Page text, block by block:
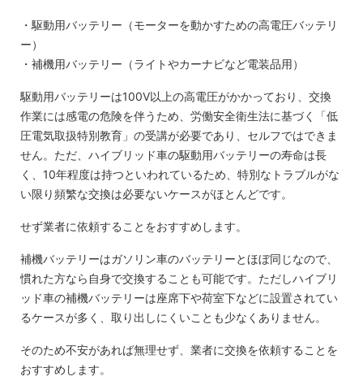
・駆動用バッテリー（モーターを動かすための高電圧バッテリ
ー）
・補機用バッテリー（ライトやカーナビなど電装品用）
駆動用バッテリーは100V以上の高電圧がかかっており、交換
作業には感電の危険を伴うため、労働安全衛生法に基づく「低
圧電気取扱特別教育」の受講が必要であり、セルフではできま
せん。ただ、ハイブリッド車の駆動用バッテリーの寿命は長
く、10年程度は持つといわれているため、特別なトラブルがな
い限り頻繁な交換は必要ないケースがほとんどです。
せず業者に依頼することをおすすめします。
補機バッテリーはガソリン車のバッテリーとほぼ同じなので、
慣れた方なら自身で交換することも可能です。ただしハイブリ
ッド車の補機バッテリーは座席下や荷室下などに設置されてい
るケースが多く、取り出しにくいことも少なくありません。
そのため不安があれば無理せず、業者に交換を依頼することを
おすすめします。